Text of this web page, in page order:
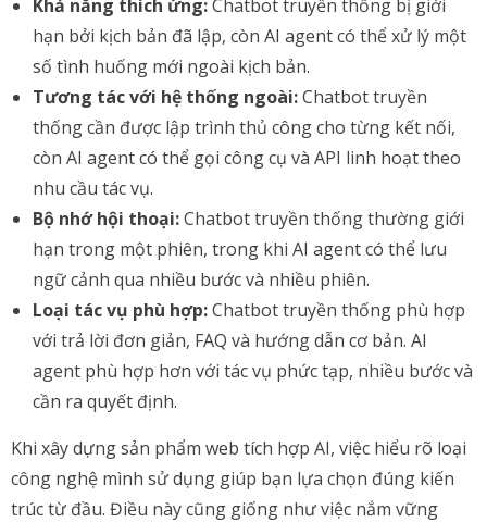
Khả năng thích ứng:Chatbot truyền thống bị giới
hạn bởi kịch bản đã lập, còn AI agent có thể xử lý một
số tình huống mới ngoài kịch bản.
Tương tác với hệ thống ngoài:Chatbot truyền
thống cần được lập trình thủ công cho từng kết nối,
còn AI agent có thể gọi công cụ và API linh hoạt theo
nhu cầu tác vụ.
Bộ nhớ hội thoại:Chatbot truyền thống thường giới
hạn trong một phiên, trong khi AI agent có thể lưu
ngữ cảnh qua nhiều bước và nhiều phiên.
Loại tác vụ phù hợp:Chatbot truyền thống phù hợp
với trả lời đơn giản, FAQ và hướng dẫn cơ bản. AI
agent phù hợp hơn với tác vụ phức tạp, nhiều bước và
cần ra quyết định.
Khi xây dựng sản phẩm web tích hợp AI, việc hiểu rõ loại
công nghệ mình sử dụng giúp bạn lựa chọn đúng kiến
trúc từ đầu. Điều này cũng giống như việc nắm vững